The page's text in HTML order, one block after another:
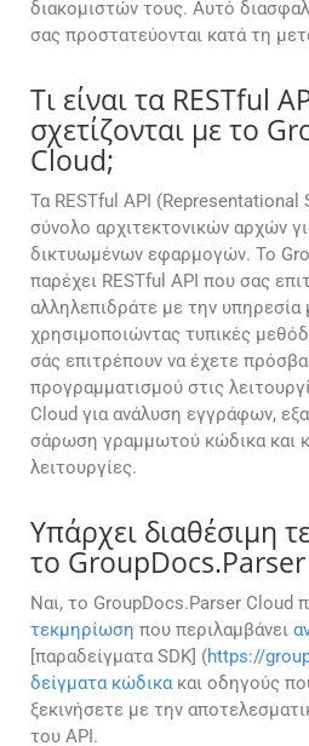
διακομιστών τους. Αυτό
σας προστατεύονται κατά τη
Τι είναι τα RESTful
σχετίζονται με το
Cloud;
Τα RESTful API (Representational
σύνολο αρχιτεκτονικών αρχών
δικτυωμένων εφαρμογών. Το
παρέχει RESTful API που σας
αλληλεπιδράτε με την
χρησιμοποιώντας τυπικές
σάς επιτρέπουν να έχετε
προγραμματισμού στις
Cloud για ανάλυση εγγράφων,
σάρωση γραμμωτού κώδικα και
λειτουργίες.
Υπάρχει διαθέσιμη
το
Ναι, το GroupDocs.Parser Cloud
τεκμηρίωση που περιλαμβάνει
[παραδείγματα SDK] (https://
δείγματα κώδικακαι οδηγούς
ξεκινήσετε με την
του API.